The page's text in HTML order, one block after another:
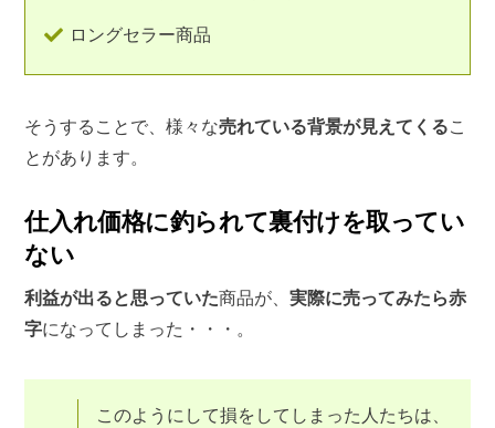
ロングセラー商品
そうすることで、様々な売れている背景が見えてくるこ
とがあります。
仕入れ価格に釣られて裏付けを取ってい
ない
利益が出ると思っていた商品が、実際に売ってみたら赤
字になってしまった・・・。
このようにして損をしてしまった人たちは、